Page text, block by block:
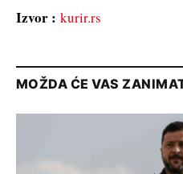
Izvor : kurir.rs
MOŽDA ĆE VAS